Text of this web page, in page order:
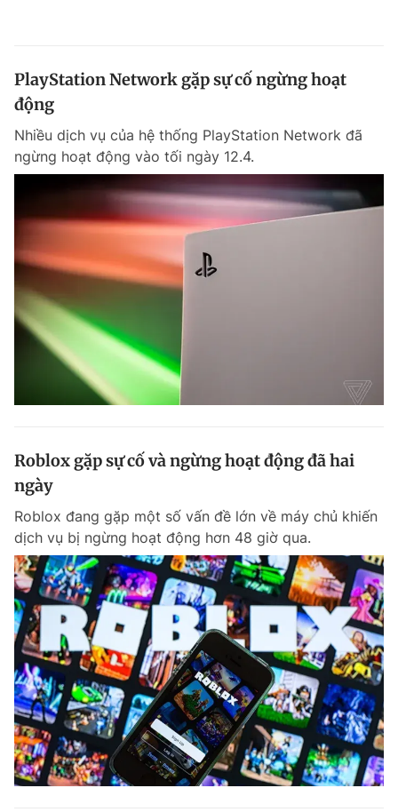
PlayStation Network gặp sự cố ngừng hoạt
động
Nhiều dịch vụ của hệ thống PlayStation Network đã
ngừng hoạt động vào tối ngày 12.4.
Roblox gặp sự cố và ngừng hoạt động đã hai
ngày
Roblox đang gặp một số vấn đề lớn về máy chủ khiến
dịch vụ bị ngừng hoạt động hơn 48 giờ qua.